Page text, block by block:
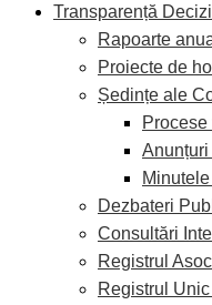
Transparență
Rapoarte
Proiecte de
Ședințe ale
Dezbateri
Consultări
Registrul
Registrul